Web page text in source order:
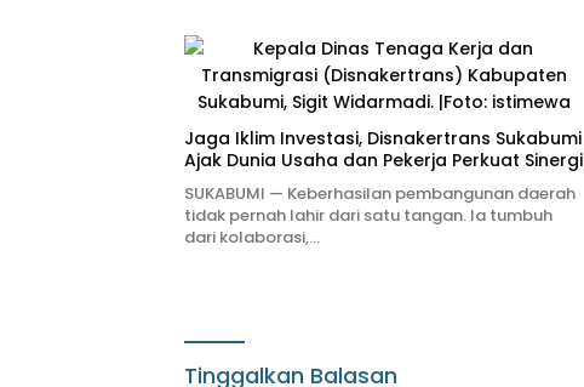
Jaga Iklim Investasi, Disnakertrans Sukabumi
Ajak Dunia Usaha dan Pekerja Perkuat Sinergi
SUKABUMI — Keberhasilan pembangunan daerah
tidak pernah lahir dari satu tangan. Ia tumbuh
dari kolaborasi,…
Tinggalkan Balasan